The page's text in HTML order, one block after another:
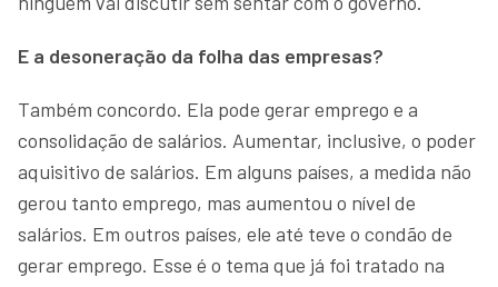
E a desoneração da folha das empresas?
Também concordo. Ela pode gerar emprego e a
consolidação de salários. Aumentar, inclusive, o poder
aquisitivo de salários. Em alguns países, a medida não
gerou tanto emprego, mas aumentou o nível de
salários. Em outros países, ele até teve o condão de
gerar emprego. Esse é o tema que já foi tratado na